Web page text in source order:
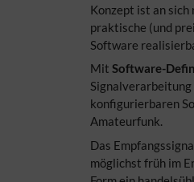
Konzept ist an
praktische (und
Software
Mit Software-
konfigurierbaren
Amateurfunk.
Das
möglichst früh im